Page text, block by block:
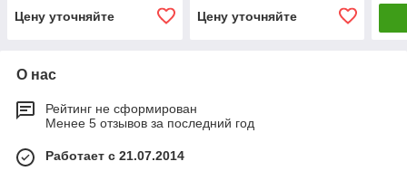
Цену уточняйте Цену уточняйте
О нас
Рейтинг не сформирован
Менее 5 отзывов за последний год
Работает с 21.07.2014